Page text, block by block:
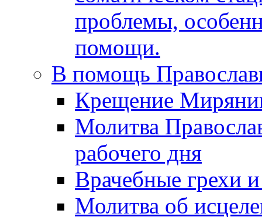
проблемы,
помощи.
В помощь
Крещение
Молитва
рабочего дня
Врачебные грехи
Молитва об